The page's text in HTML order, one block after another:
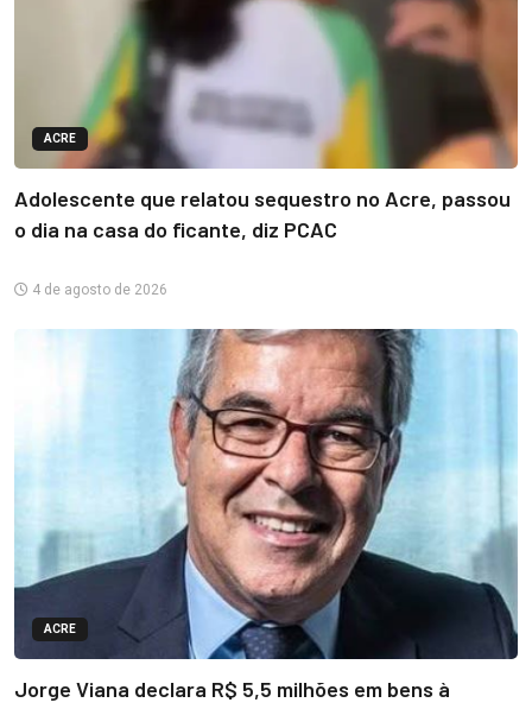
ACRE
Adolescente que relatou sequestro no Acre, passou
o dia na casa do ficante, diz PCAC
4 de agosto de 2026
ACRE
Jorge Viana declara R$ 5,5 milhões em bens à